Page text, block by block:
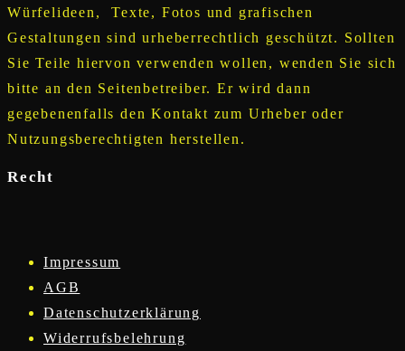
Würfelideen, Texte, Fotos und grafischen
Gestaltungen sind urheberrechtlich geschützt. Sollten
Sie Teile hiervon verwenden wollen, wenden Sie sich
bitte an den Seitenbetreiber. Er wird dann
gegebenenfalls den Kontakt zum Urheber oder
Nutzungsberechtigten herstellen.
Recht
Impressum
AGB
Datenschutzerklärung
Widerrufsbelehrung